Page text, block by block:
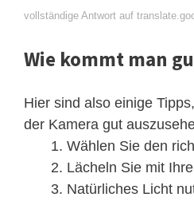
vollständige Antwort auf
Wie kommt man
Hier sind also einige
der Kamera gut
Wählen Sie den
Lächeln Sie mit
Natürliches Licht